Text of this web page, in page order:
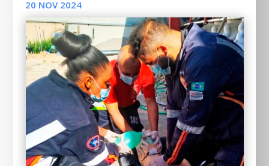
20 NOV 2024